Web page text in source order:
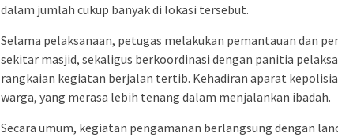
dalam jumlah cukup banyak di lokasi tersebut.
Selama pelaksanaan, petugas melakukan pemantauan dan
sekitar masjid, sekaligus berkoordinasi dengan panitia
rangkaian kegiatan berjalan tertib. Kehadiran aparat
warga, yang merasa lebih tenang dalam menjalankan ibadah.
Secara umum, kegiatan pengamanan berlangsung dengan